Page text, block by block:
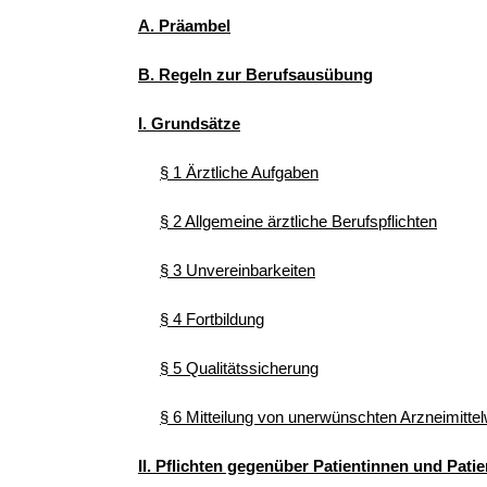
A. Präambel
B. Regeln zur Berufsausübung
I. Grundsätze
§ 1 Ärztliche Aufgaben
§ 2 Allgemeine ärztliche Berufspflichten
§ 3 Unvereinbarkeiten
§ 4 Fortbildung
§ 5 Qualitätssicherung
§ 6 Mitteilung von unerwünschten
II. Pflichten gegenüber Patientinnen und